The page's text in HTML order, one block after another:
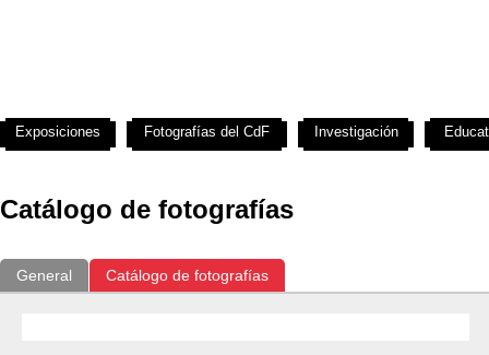
Catálogo de fotografías
General Catálogo de fotografías
Exposiciones Fotografías del CdF Investigación